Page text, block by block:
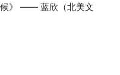
候》 —— 蓝欣（北美文